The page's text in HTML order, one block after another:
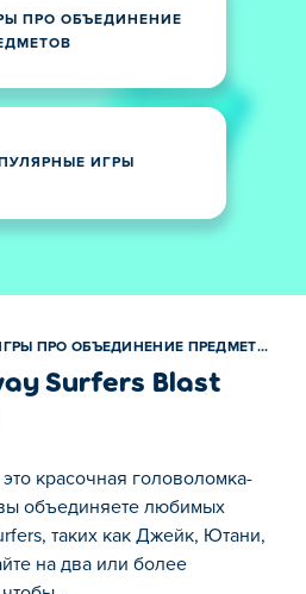
ПРО ОБЪЕДИНЕНИЕ
ИГРЫ
ИГРЫ ПРО ОБЪЕДИНЕНИЕ ПРЕДМЕТОВ
Surfers Blast
красочная головоломка-
объединяете любимых
таких как Джейк, Ютани,
на два или более